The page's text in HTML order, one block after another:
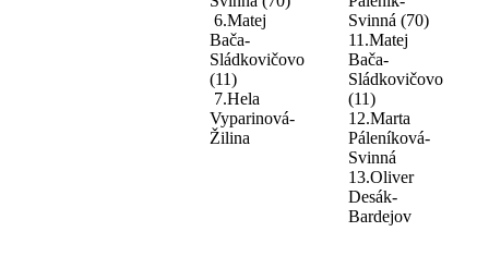
6.Matej
Bača-
Sládkovičovo
(11)
7.Hela
Vyparinová-
Žilina
Svinná (70)
11.Matej
Bača-
Sládkovičovo
(11)
12.Marta
Páleníková-
Svinná
13.Oliver
Desák-
Bardejov